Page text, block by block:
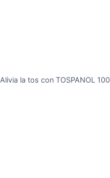
Alivia la tos con TOSPANOL